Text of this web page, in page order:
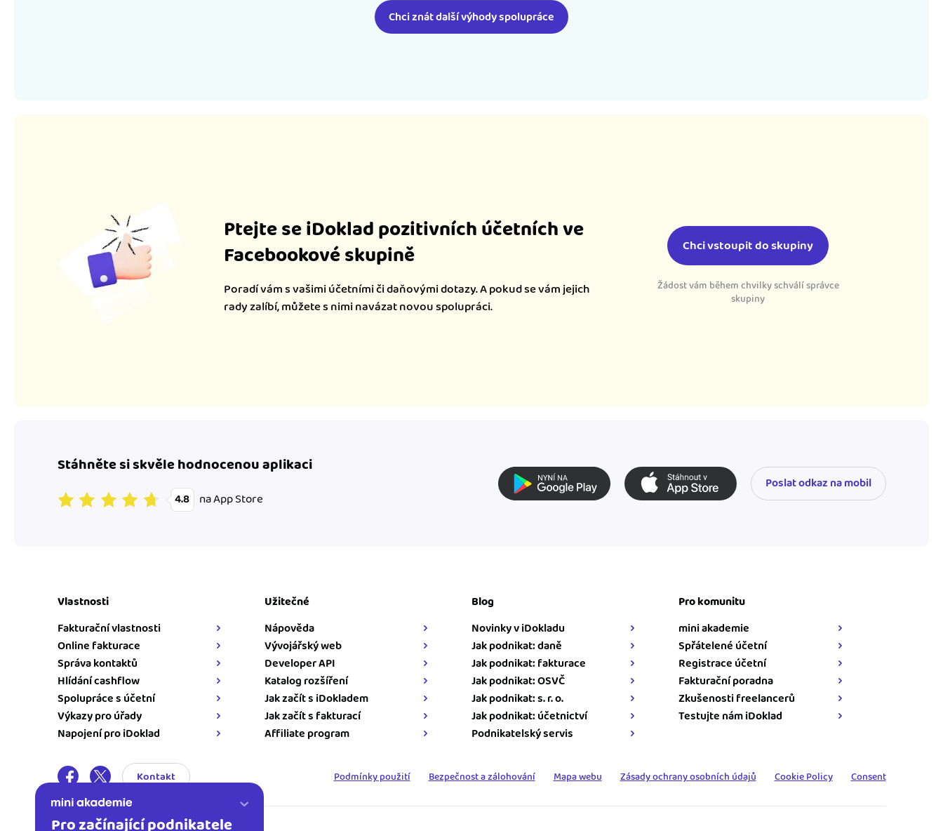
Chci znát další výhody spolupráce
Ptejte se iDoklad pozitivních účetních ve
Facebookové skupině
Poradí vám s vašimi účetními či daňovými dotazy. A pokud se vám jejich
rady zalíbí, můžete s nimi navázat novou spolupráci.
Chci vstoupit do skupiny
Žádost vám během chvilky schválí správce
skupiny
Stáhněte si skvěle hodnocenou aplikaci
4.8 na App Store
Poslat odkaz na mobil
Pro začínající podnikatele
Vlastnosti
Fakturační vlastnosti
Online fakturace
Správa kontaktů
Hlídání cashflow
Spolupráce s účetní
Výkazy pro úřady
Napojení pro iDoklad
Užitečné
Nápověda
Vývojářský web
Developer API
Katalog rozšíření
Jak začít s iDokladem
Jak začít s fakturací
Affiliate program
Blog
Novinky v iDokladu
Jak podnikat: daně
Jak podnikat: fakturace
Jak podnikat: OSVČ
Jak podnikat: s. r. o.
Jak podnikat: účetnictví
Podnikatelský servis
Pro komunitu
mini akademie
Spřátelené účetní
Registrace účetní
Fakturační poradna
Zkušenosti freelancerů
Testujte nám iDoklad
Kontakt Podmínky použití Bezpečnost a zálohování Mapa webu Zásady ochrany osobních údajů Cookie Policy Consent